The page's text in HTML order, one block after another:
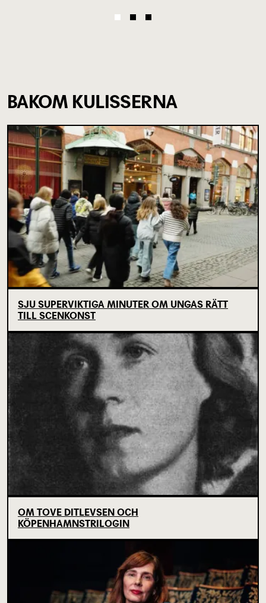
BAKOM KULISSERNA
SJU SUPERVIKTIGA MINUTER OM UNGAS RÄTT
TILL SCENKONST
OM TOVE DITLEVSEN OCH
KÖPENHAMNSTRILOGIN